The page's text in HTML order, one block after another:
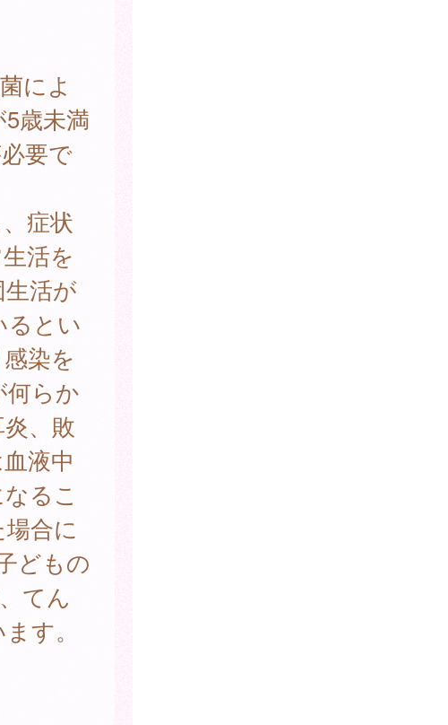
によ
歳未満
要で
症状
活を
活が
るとい
染を
らか
、敗
液中
るこ
合に
どもの
てん
す。